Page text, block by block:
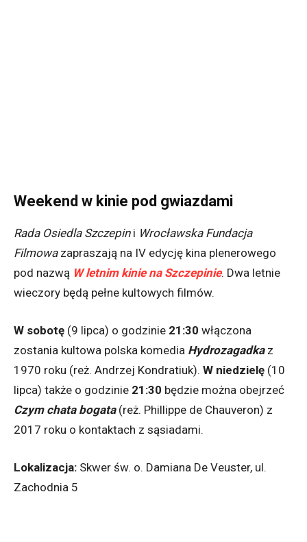
Weekend w kinie pod gwiazdami
Rada Osiedla Szczepini Wrocławska Fundacja
Filmowazapraszają na IV edycję kina plenerowego
pod nazwą W letnim kinie na Szczepinie. Dwa letnie
wieczory będą pełne kultowych filmów.
W sobotę (9 lipca) o godzinie 21:30 włączona
zostania kultowa polska komedia Hydrozagadkaz
1970 roku (reż. Andrzej Kondratiuk). W niedzielę (10
lipca) także o godzinie 21:30 będzie można obejrzeć
Czym chata bogata(reż. Phillippe de Chauveron) z
2017 roku o kontaktach z sąsiadami.
Lokalizacja: Skwer św. o. Damiana De Veuster, ul.
Zachodnia 5